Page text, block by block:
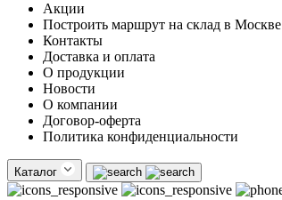
Акции
Построить маршрут на склад в Москве
Контакты
Доставка и оплата
О продукции
Новости
О компании
Договор-оферта
Политика конфиденциальности
Каталог